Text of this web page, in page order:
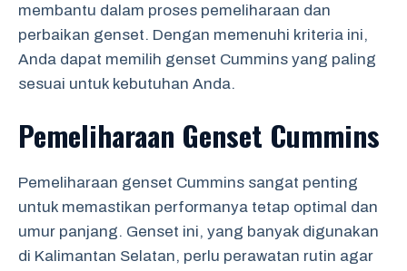
membantu dalam proses pemeliharaan dan
perbaikan genset. Dengan memenuhi kriteria ini,
Anda dapat memilih genset Cummins yang paling
sesuai untuk kebutuhan Anda.
Pemeliharaan Genset Cummins
Pemeliharaan genset Cummins sangat penting
untuk memastikan performanya tetap optimal dan
umur panjang. Genset ini, yang banyak digunakan
di Kalimantan Selatan, perlu perawatan rutin agar